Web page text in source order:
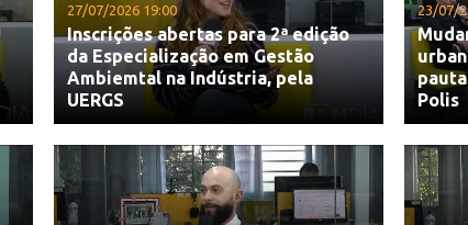
27/07/2026 19:00
Inscrições abertas para 2ª edição
da Especialização em Gestão
Ambiemtal na Indústria, pela
UERGS
23/07/
Polis